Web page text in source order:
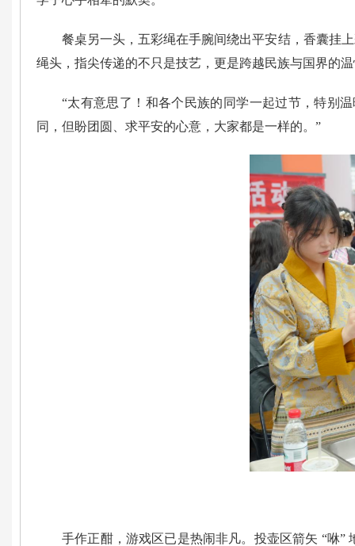
餐桌另一头，五彩绳在手腕间绕出平安结，香囊挂
绳头，指尖传递的不只是技艺，更是跨越民族与国界的
“太有意思了！和各个民族的同学一起过节，特别
同，但盼团圆、求平安的心意，大家都是一样的。”
手作正酣，游戏区已是热闹非凡。投壶区箭矢 “咻